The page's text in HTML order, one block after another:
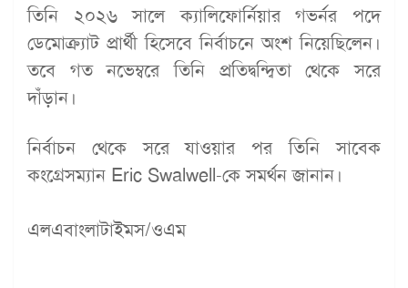
তিনি ২০২৬ সালে ক্যালিফোর্নিয়ার গভর্নর পদে
ডেমোক্র্যাট প্রার্থী হিসেবে নির্বাচনে অংশ নিয়েছিলেন।
তবে গত নভেম্বরে তিনি প্রতিদ্বন্দ্বিতা থেকে সরে
দাঁড়ান।
নির্বাচন থেকে সরে যাওয়ার পর তিনি সাবেক
কংগ্রেসম্যান Eric Swalwell-কে সমর্থন জানান।
এলএবাংলাটাইমস/ওএম